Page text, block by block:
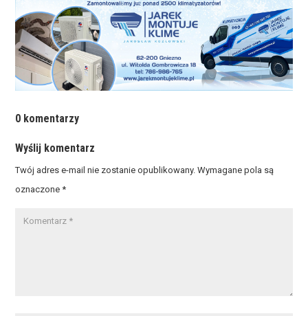
0 komentarzy
Wyślij komentarz
Twój adres e-mail nie zostanie opublikowany. Wymagane pola są
oznaczone*